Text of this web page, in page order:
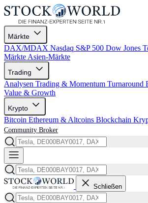
Märkte
DAX/MDAX Nasdaq S&P 500 Dow Jones
Märkte Asien-Märkte
Trading
Analysen Trading & Momentum Turnaround
Value & Growth
Krypto
Bitcoin Ethereum & Altcoins Blockchain
Community Broker
Schließen